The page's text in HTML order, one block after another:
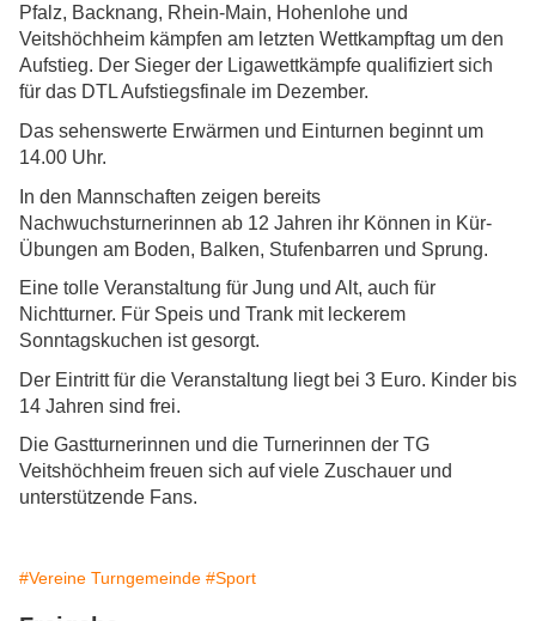
Pfalz, Backnang, Rhein-Main, Hohenlohe und
Veitshöchheim kämpfen am letzten Wettkampftag um den
Aufstieg. Der Sieger der Ligawettkämpfe qualifiziert sich
für das DTL Aufstiegsfinale im Dezember.
Das sehenswerte Erwärmen und Einturnen beginnt um
14.00 Uhr.
In den Mannschaften zeigen bereits
Nachwuchsturnerinnen ab 12 Jahren ihr Können in Kür-
Übungen am Boden, Balken, Stufenbarren und Sprung.
Eine tolle Veranstaltung für Jung und Alt, auch für
Nichtturner. Für Speis und Trank mit leckerem
Sonntagskuchen ist gesorgt.
Der Eintritt für die Veranstaltung liegt bei 3 Euro. Kinder bis
14 Jahren sind frei.
Die Gastturnerinnen und die Turnerinnen der TG
Veitshöchheim freuen sich auf viele Zuschauer und
unterstützende Fans.
#Vereine Turngemeinde #Sport